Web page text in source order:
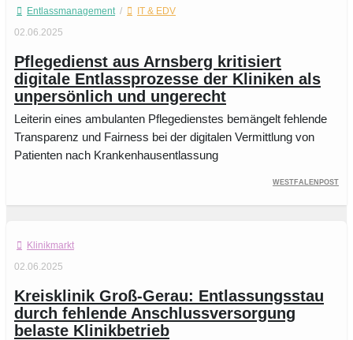
Entlassmanagement /
IT & EDV
02.06.2025
Pflegedienst aus Arnsberg kritisiert
digitale Entlassprozesse der Kliniken als
unpersönlich und ungerecht
Leiterin eines ambulanten Pflegedienstes bemängelt fehlende
Transparenz und Fairness bei der digitalen Vermittlung von
Patienten nach Krankenhausentlassung
Westfalenpost
Klinikmarkt
02.06.2025
Kreisklinik Groß-Gerau: Entlassungsstau
durch fehlende Anschlussversorgung
belaste Klinikbetrieb